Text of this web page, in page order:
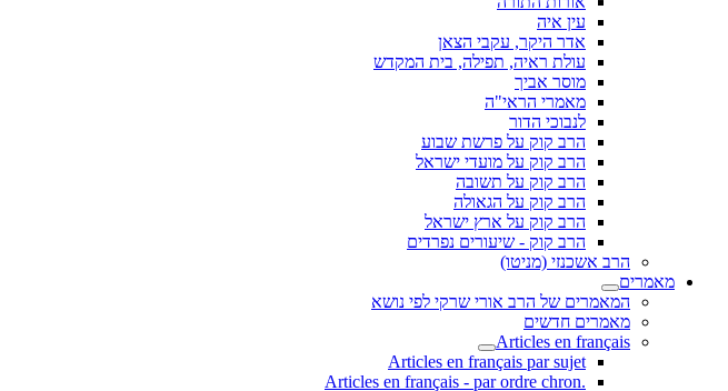
עין איה
אדר היקר, עקבי הצאן
עולת ראיה, תפילה, בית המקדש
מוסר אביך
מאמרי הראי"ה
לנבוכי הדור
הרב קוק על פרשת שבוע
הרב קוק על מועדי ישראל
הרב קוק על תשובה
הרב קוק על הגאולה
הרב קוק על ארץ ישראל
הרב קוק - שיעורים נפרדים
הרב אשכנזי (מניטו)
מאמרים
המאמרים של הרב אורי שרקי לפי נושא
מאמרים חדשים
Articles en français
Articles en français par sujet
.Articles en français - par ordre chron